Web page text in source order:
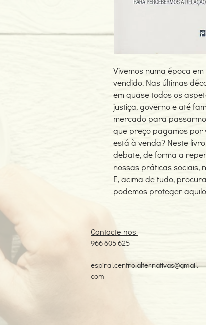
Vivemos numa época
vendido. Nas últimas
em quase todos os
justiça, governo e até
mercado para
que preço pagamos por
está à venda? Neste
debate, de forma a
nossas práticas sociais,
E, acima de tudo,
podemos proteger
Contacte-nos
966 605 625
espiral.centro.alternativas@gmail.
com